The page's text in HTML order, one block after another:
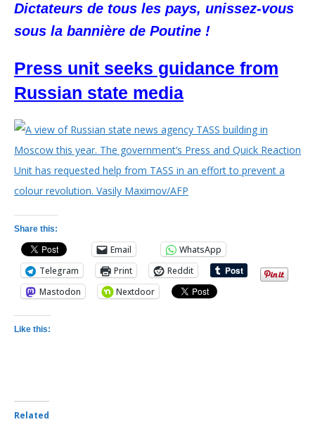
Dictateurs de tous les pays, unissez-vous
sous la bannière de Poutine !
Press unit seeks guidance from
Russian state media
Share this:
Email
WhatsApp
Telegram
Print
Reddit
Mastodon
Nextdoor
Like this:
Related